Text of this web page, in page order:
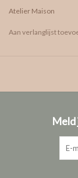
Op de achterzijde
Liever met een
Atelier Maison
Aan verlanglijst
Meld